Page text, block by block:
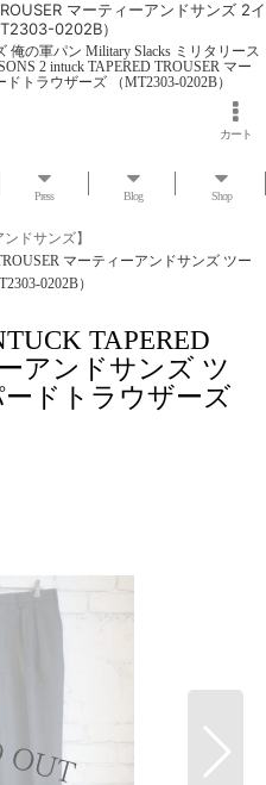
マーティーアンドサンズ 2イ
0202B）
の軍パン Military Slacks ミリタリース
2 intuck TAPERED TROUSER マー
トラウザーズ （MT2303-0202B）
カート
Press Blog Shop
ドサンズ】
マーティーアンドサンズ ツー
0202B）
TAPERED
アンドサンズ ツ
ドトラウザーズ